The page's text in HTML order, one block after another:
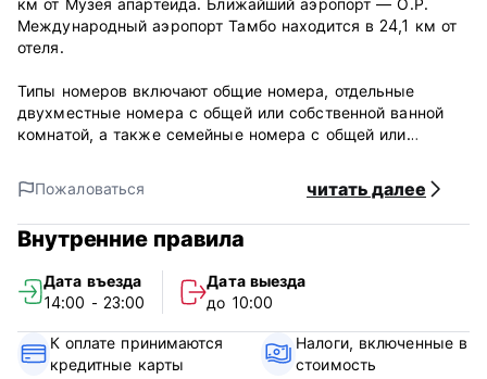
км от Музея апартеида. Ближайший аэропорт — О.Р.
Международный аэропорт Тамбо находится в 24,1 км от
отеля.
Типы номеров включают общие номера, отдельные
двухместные номера с общей или собственной ванной
комнатой, а также семейные номера с общей или
Во всех комнатах предоставляется постельное белье, а
также есть две общие кухни, где гостям в любое время
доступны чай и кофе. В отеле есть бассейн, площадка
Мелвилл Хаус – Условия использования
Стойка регистрации работает с 07:00 до 00:00.
Пожаловаться читать далее
Внутренние правила
Дата въезда
14:00 - 23:00
Дата выезда
до 10:00
К оплате принимаются
кредитные карты
Налоги, включенные в
стоимость